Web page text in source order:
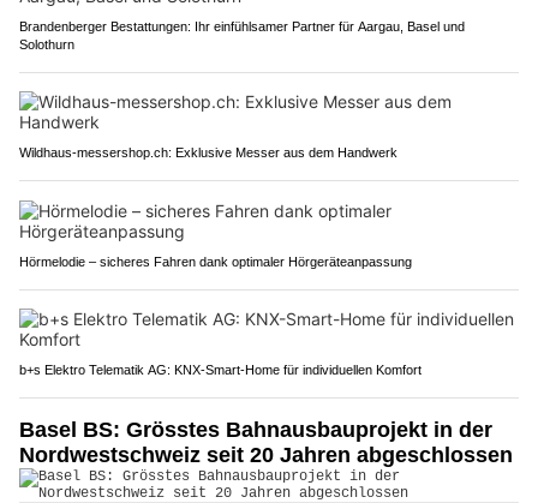
Brandenberger Bestattungen: Ihr einfühlsamer Partner für Aargau, Basel und
Solothurn
Wildhaus-messershop.ch: Exklusive Messer aus dem Handwerk
Hörmelodie – sicheres Fahren dank optimaler Hörgeräteanpassung
b+s Elektro Telematik AG: KNX-Smart-Home für individuellen Komfort
Basel BS: Grösstes Bahnausbauprojekt in der
Nordwestschweiz seit 20 Jahren abgeschlossen